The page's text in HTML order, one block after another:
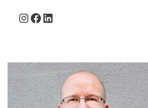
Instagram
Facebook
LinkedIn